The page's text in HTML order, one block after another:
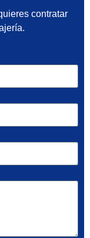
contratar